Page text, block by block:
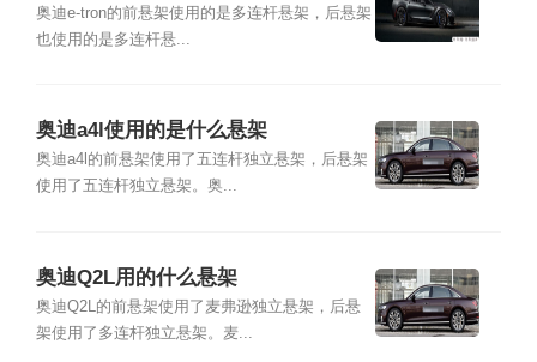
奥迪e-tron的前悬架使用的是多连杆悬架，后悬架
也使用的是多连杆悬...
奥迪a4l使用的是什么悬架
奥迪a4l的前悬架使用了五连杆独立悬架，后悬架
使用了五连杆独立悬架。奥...
奥迪Q2L用的什么悬架
奥迪Q2L的前悬架使用了麦弗逊独立悬架，后悬
架使用了多连杆独立悬架。麦...